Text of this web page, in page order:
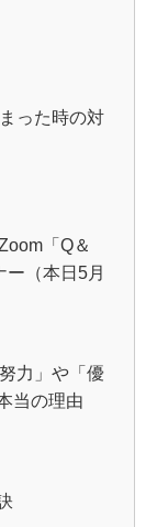
った時の対
「Q＆
（本日5月
力」や「優
当の理由